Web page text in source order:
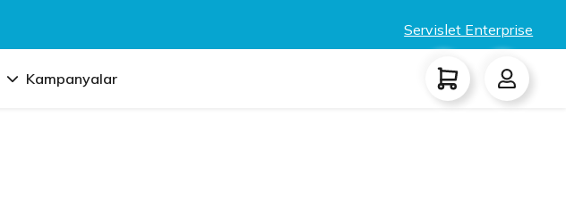
Servislet Enterprise
Kampanyalar